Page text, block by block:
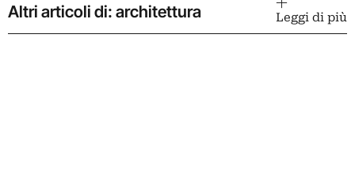
Altri articoli di: architettura Leggi di più